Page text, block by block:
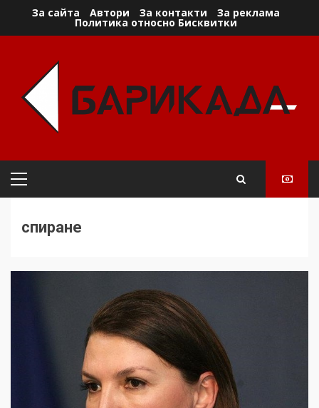
За сайта Автори За контакти За реклама
Политика относно Бисквитки
Primary
спиране